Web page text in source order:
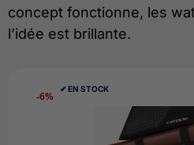
concept fonctionne, les
l’idée est brillante.
-6%
✔︎ EN STOCK